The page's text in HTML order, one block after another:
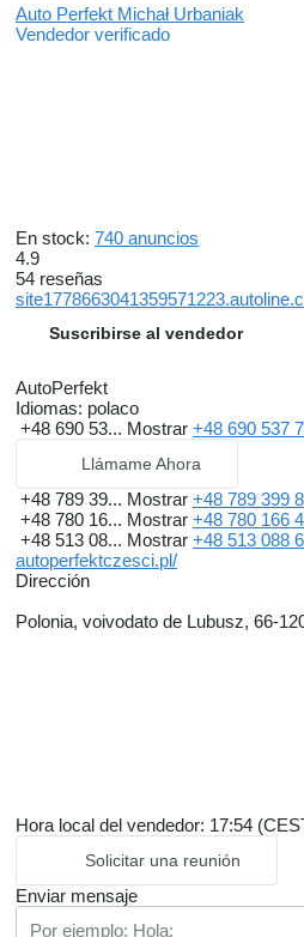
Auto Perfekt Michał Urbaniak
Vendedor verificado
En stock: 740 anuncios
4.9
54 reseñas
Suscribirse al vendedor
AutoPerfekt
Idiomas: polaco
+48 690 53... Mostrar +48 690 537
Llámame Ahora
+48 789 39... Mostrar +48 789 399
+48 780 16... Mostrar +48 780 166
+48 513 08... Mostrar +48 513 088
autoperfektczesci.pl/
Dirección
Polonia, voivodato de Lubusz, 66-
Hora local del vendedor: 17:54
Solicitar una reunión
Enviar mensaje